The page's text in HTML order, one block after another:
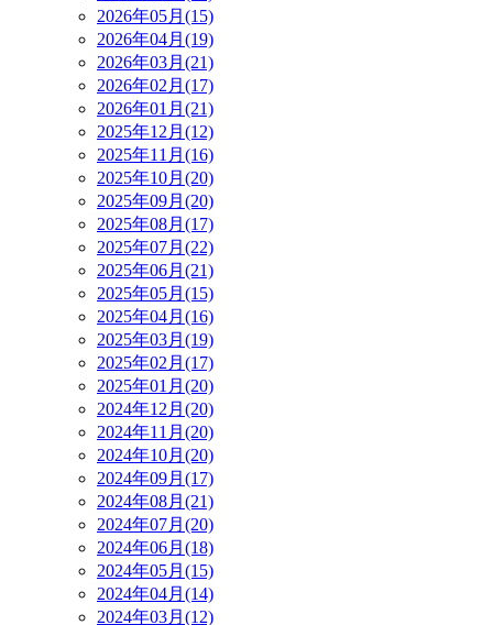
2026年05月(15)
2026年04月(19)
2026年03月(21)
2026年02月(17)
2026年01月(21)
2025年12月(12)
2025年11月(16)
2025年10月(20)
2025年09月(20)
2025年08月(17)
2025年07月(22)
2025年06月(21)
2025年05月(15)
2025年04月(16)
2025年03月(19)
2025年02月(17)
2025年01月(20)
2024年12月(20)
2024年11月(20)
2024年10月(20)
2024年09月(17)
2024年08月(21)
2024年07月(20)
2024年06月(18)
2024年05月(15)
2024年04月(14)
2024年03月(12)